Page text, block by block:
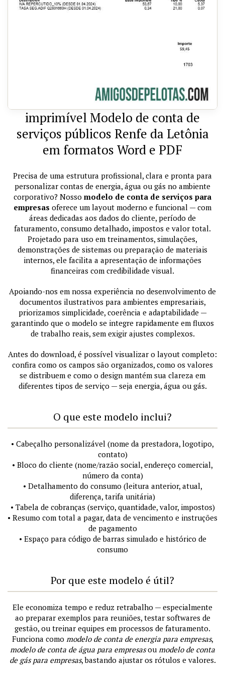
imprimível Modelo de conta de
serviços públicos Renfe da Letônia
em formatos Word e PDF
Precisa de uma estrutura profissional, clara e pronta para
personalizar contas de energia, água ou gás no ambiente
corporativo? Nosso modelo de conta de serviços para
empresas oferece um layout moderno e funcional — com
áreas dedicadas aos dados do cliente, período de
faturamento, consumo detalhado, impostos e valor total.
Projetado para uso em treinamentos, simulações,
demonstrações de sistemas ou preparação de materiais
internos, ele facilita a apresentação de informações
financeiras com credibilidade visual.
Apoiando-nos em nossa experiência no desenvolvimento de
documentos ilustrativos para ambientes empresariais,
priorizamos simplicidade, coerência e adaptabilidade —
garantindo que o modelo se integre rapidamente em fluxos
de trabalho reais, sem exigir ajustes complexos.
Antes do download, é possível visualizar o layout completo:
confira como os campos são organizados, como os valores
se distribuem e como o design mantém sua clareza em
diferentes tipos de serviço — seja energia, água ou gás.
O que este modelo inclui?
• Cabeçalho personalizável (nome da prestadora, logotipo,
contato)
• Bloco do cliente (nome/razão social, endereço comercial,
número da conta)
• Detalhamento do consumo (leitura anterior, atual,
diferença, tarifa unitária)
• Tabela de cobranças (serviço, quantidade, valor, impostos)
• Resumo com total a pagar, data de vencimento e instruções
de pagamento
• Espaço para código de barras simulado e histórico de
consumo
Por que este modelo é útil?
Ele economiza tempo e reduz retrabalho — especialmente
ao preparar exemplos para reuniões, testar softwares de
gestão, ou treinar equipes em processos de faturamento.
Funciona como modelo de conta de energia para empresas,
modelo de conta de água para empresasou modelo de conta
de gás para empresas, bastando ajustar os rótulos e valores.